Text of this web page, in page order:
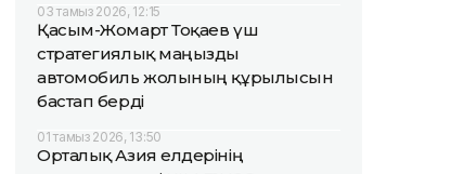
03 тамыз 2026, 12:15
Қасым-Жомарт Тоқаев үш
стратегиялық маңызды
автомобиль жолының құрылысын
бастап берді
01 тамыз 2026, 13:50
Орталық Азия елдерінің